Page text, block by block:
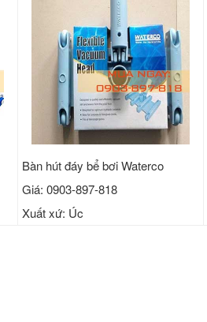
Bàn hút đáy bể bơi Waterco
Giá: 0903-897-818
Xuất xứ: Úc